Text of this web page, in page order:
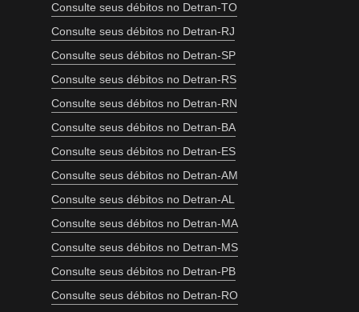
Consulte seus débitos no Detran-TO
Consulte seus débitos no Detran-RJ
Consulte seus débitos no Detran-SP
Consulte seus débitos no Detran-RS
Consulte seus débitos no Detran-RN
Consulte seus débitos no Detran-BA
Consulte seus débitos no Detran-ES
Consulte seus débitos no Detran-AM
Consulte seus débitos no Detran-AL
Consulte seus débitos no Detran-MA
Consulte seus débitos no Detran-MS
Consulte seus débitos no Detran-PB
Consulte seus débitos no Detran-RO